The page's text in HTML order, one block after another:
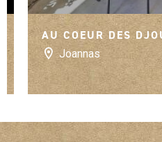
AU COEUR DES
Joannas